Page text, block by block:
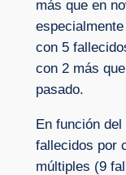
más que en
con 5
con 2 más
pasado.
En función
fallecidos por
múltiples (9